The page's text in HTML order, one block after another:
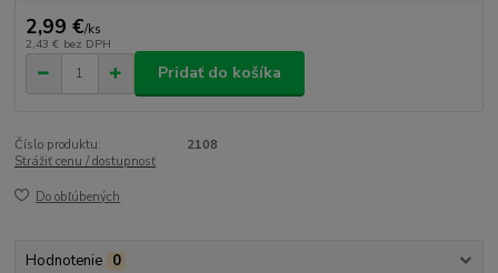
2,99 €/ks
2,43 € bez DPH
Pridať do košíka
Číslo produktu:
2108
Strážiť cenu / dostupnosť
Do obľúbených
Hodnotenie 0